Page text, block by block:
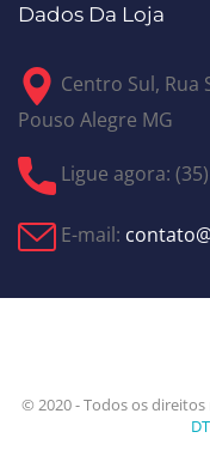
Dados Da Loja
Centro Sul, Rua
Pouso Alegre MG
Ligue agora:
E-mail:
© 2020 - Todos os